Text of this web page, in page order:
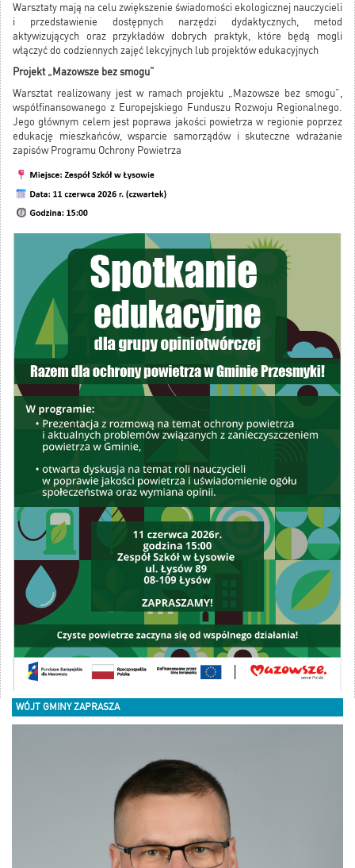
Warsztaty mają na celu zwiększenie świadomości ekologicznej nauczycieli
i przedstawienie dostępnych narzędzi dydaktycznych, metod
aktywizujących oraz przykładów dobrych praktyk, które będą mogli
włączyć do codziennych zajęć lekcyjnych lub projektów edukacyjnych
Projekt „Mazowsze bez smogu”
Warsztat realizowany jest w ramach projektu „Mazowsze bez smogu”,
współfinansowanego z Europejskiego Funduszu Rozwoju Regionalnego.
Jego głównym celem jest poprawa jakości powietrza w regionie poprzez
edukację mieszkańców, wsparcie samorządów i skuteczne wdrażanie
zapisów Programu Ochrony Powietrza
WÓJT GMINY ZAPRASZA